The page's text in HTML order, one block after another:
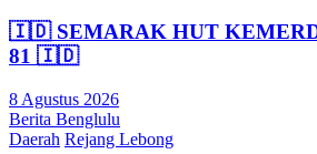
🇮🇩 SEMARAK HUT
81 🇮🇩
8 Agustus 2026
Berita Benglulu
Daerah Rejang Lebong